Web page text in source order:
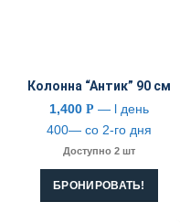
Колонна “Антик” 90 см
1,400 Р — l день
400— со 2-го дня
Доступно 2 шт
БРОНИРОВАТЬ!